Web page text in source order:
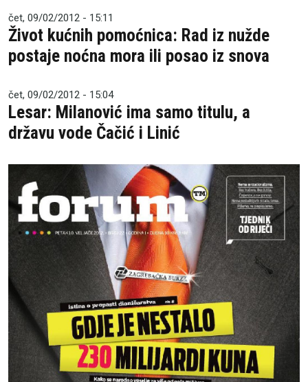
čet, 09/02/2012 - 15:11
Život kućnih pomoćnica: Rad iz nužde
postaje noćna mora ili posao iz snova
čet, 09/02/2012 - 15:04
Lesar: Milanović ima samo titulu, a
državu vode Čačić i Linić